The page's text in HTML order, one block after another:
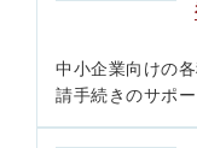
中小企業向けの
請手続きのサポ